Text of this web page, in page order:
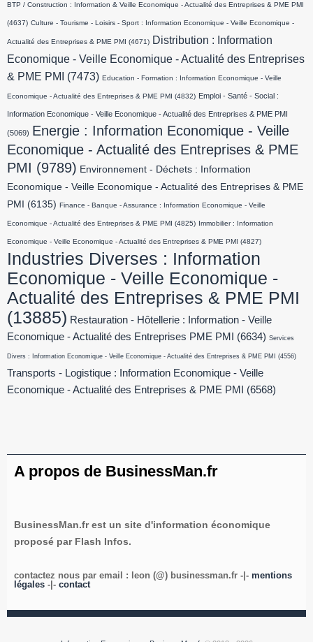
BTP / Construction : Information & Veille Economique - Actualité des Entreprises & PME PMI
(4637) Culture - Tourisme - Loisirs - Sport : Information Economique - Veille Economique -
Actualité des Entreprises & PME PMI (4671) Distribution : Information
Economique - Veille Economique - Actualité des Entreprises
& PME PMI
(7473) Education - Formation : Information Economique - Veille
Economique - Actualité des Entreprises & PME PMI (4832) Emploi - Santé - Social :
Information Economique - Veille Economique - Actualité des Entreprises & PME PMI
(5069) Energie : Information Economique - Veille
Economique - Actualité des Entreprises & PME
PMI (9789) Environnement - Déchets : Information
Economique - Veille Economique - Actualité des Entreprises & PME
PMI
(6135) Finance - Banque - Assurance : Information Economique - Veille
Economique - Actualité des Entreprises & PME PMI (4825) Immobilier : Information
Economique - Veille Economique - Actualité des Entreprises & PME PMI (4827)
Industries Diverses : Information
Economique - Veille Economique -
Actualité des Entreprises & PME PMI
(13885) Restauration - Hôtellerie : Information - Veille
Economique - Actualité des Entreprises PME PMI
(6634) Services
Divers : Information Economique - Veille Economique - Actualité des Entreprises & PME PMI (4556)
Transports - Logistique : Information Economique - Veille
Economique - Actualité des Entreprises & PME PMI
(6568)
A propos de BusinessMan.fr
BusinessMan.fr est un site d'information économique
proposé par Flash Infos.
contactez nous par email : leon (@) businessman.fr -|- mentions
légales -|- contact